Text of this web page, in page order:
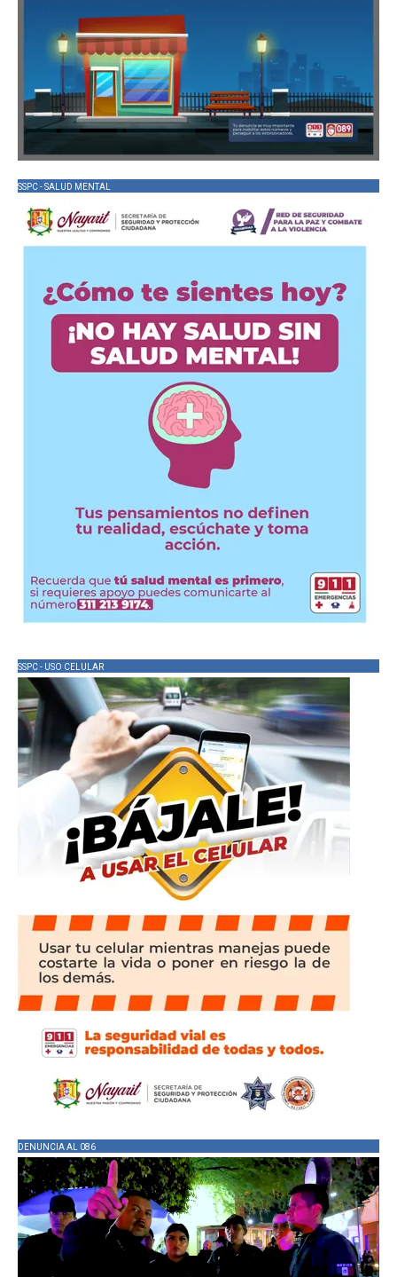
SSPC - SALUD MENTAL
SSPC - USO CELULAR
DENUNCIA AL 086